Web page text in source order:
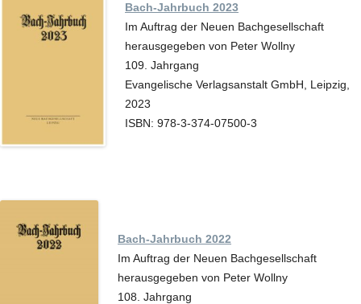
Bach-Jahrbuch 2023
Im Auftrag der Neuen Bachgesellschaft
herausgegeben von Peter Wollny
109. Jahrgang
Evangelische Verlagsanstalt GmbH, Leipzig,
2023
ISBN: 978-3-374-07500-3
Bach-Jahrbuch 2022
Im Auftrag der Neuen Bachgesellschaft
herausgegeben von Peter Wollny
108. Jahrgang